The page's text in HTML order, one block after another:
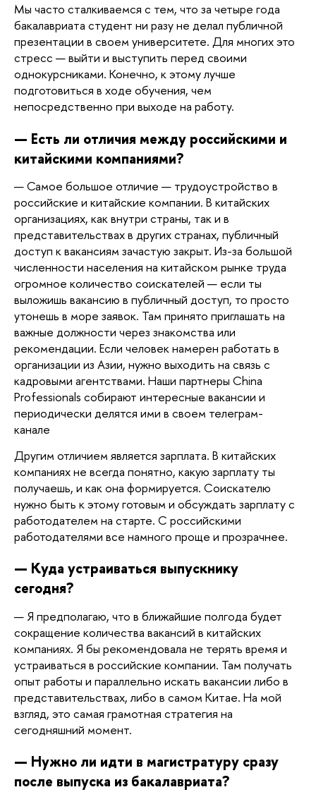
Мы часто сталкиваемся с тем, что за четыре года
бакалавриата студент ни разу не делал публичной
презентации в своем университете. Для многих это
стресс — выйти и выступить перед своими
однокурсниками. Конечно, к этому лучше
подготовиться в ходе обучения, чем
непосредственно при выходе на работу.
— Есть ли отличия между российскими и
китайскими компаниями?
— Самое большое отличие — трудоустройство в
российские и китайские компании. В китайских
организациях, как внутри страны, так и в
представительствах в других странах, публичный
доступ к вакансиям зачастую закрыт. Из-за большой
численности населения на китайском рынке труда
огромное количество соискателей — если ты
выложишь вакансию в публичный доступ, то просто
утонешь в море заявок. Там принято приглашать на
важные должности через знакомства или
рекомендации. Если человек намерен работать в
организации из Азии, нужно выходить на связь с
кадровыми агентствами. Наши партнеры China
Professionals собирают интересные вакансии и
периодически делятся ими в своем телеграм-
канале
Другим отличием является зарплата. В китайских
компаниях не всегда понятно, какую зарплату ты
получаешь, и как она формируется. Соискателю
нужно быть к этому готовым и обсуждать зарплату с
работодателем на старте. С российскими
работодателями все намного проще и прозрачнее.
— Куда устраиваться выпускнику
сегодня?
— Я предполагаю, что в ближайшие полгода будет
сокращение количества вакансий в китайских
компаниях. Я бы рекомендовала не терять время и
устраиваться в российские компании. Там получать
опыт работы и параллельно искать вакансии либо в
представительствах, либо в самом Китае. На мой
взгляд, это самая грамотная стратегия на
сегодняшний момент.
— Нужно ли идти в магистратуру сразу
после выпуска из бакалавриата?